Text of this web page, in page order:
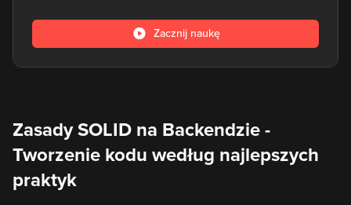
Zasady SOLID na Backendzie -
Tworzenie kodu według najlepszych
praktyk
Zacznij naukę